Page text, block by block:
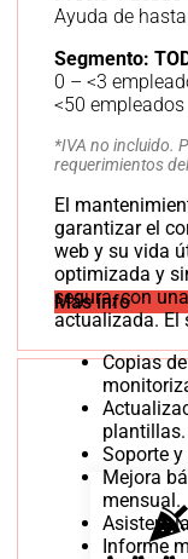
Ayuda de
Segmento:
0 – <3
<50 empleados
*IVA no incluido.
requerimientos
El
garantizar el
web y su vida
optimizada y
segura, con
actualizada. El
Copias
plantillas.
Soporte
Mejora
mensual.
Informe
Más info